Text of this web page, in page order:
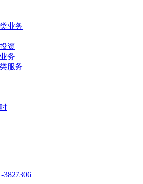
业务
资
务
服务
3827306